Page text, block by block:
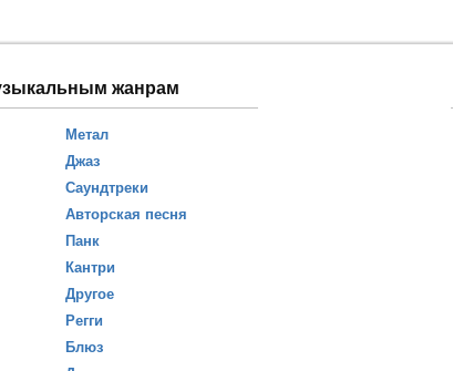
жанрам
Метал
Джаз
Саундтреки
Авторская песня
Панк
Кантри
Другое
Регги
Блюз